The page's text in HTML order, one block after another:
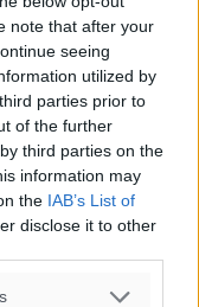
note that after your
seeing
utilized by
parties prior to
of the further
third parties on the
information may
the IAB’s List of
disclose it to other
από άλλες
του παρακάτω
προς το άρθρο